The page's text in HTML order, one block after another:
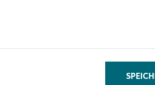
© Stadt Krems